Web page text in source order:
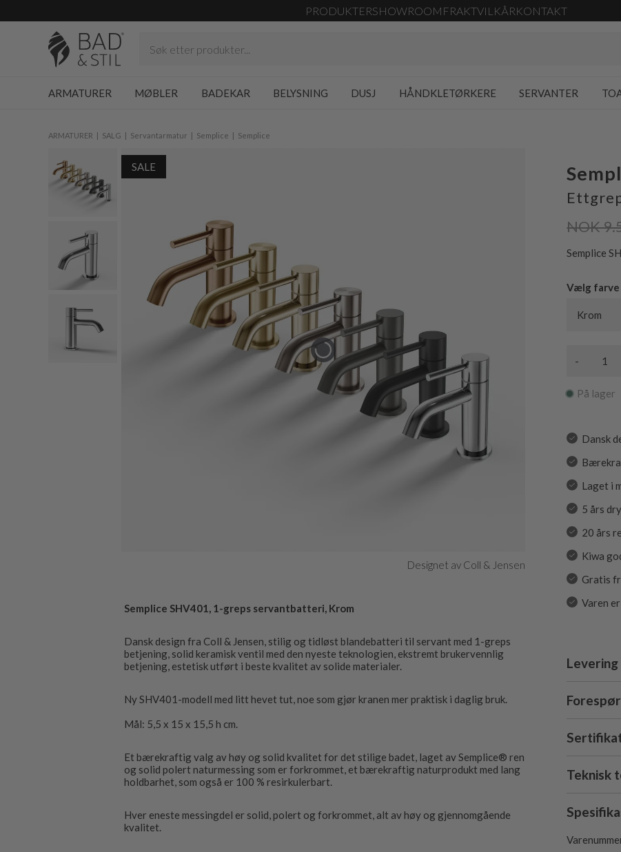
PRODUKTERSHOWROOM FRAKTVILKÅRKONTAKT
ARMATURER MØBLER BADEKAR BELYSNING DUSJ HÅNDKLETØRKERE SERVANTER
ARMATURER SALG Servantarmatur Semplice Semplice
SALE
Designet av Coll & Jensen
Semplice SHV401, 1-greps servantbatteri, Krom
Dansk design fra Coll & Jensen, stilig og tidløst blandebatteri til servant med 1-greps
betjening, solid keramisk ventil med den nyeste teknologien, ekstremt brukervennlig
betjening, estetisk utført i beste kvalitet av solide materialer.
Ny SHV401-modell med litt hevet tut, noe som gjør kranen mer praktisk i daglig bruk.
Mål: 5,5 x 15 x 15,5 h cm.
Et bærekraftig valg av høy og solid kvalitet for det stilige badet, laget av Semplice® ren
og solid polert naturmessing som er forkrommet, et bærekraftig naturprodukt med lang
holdbarhet, som også er 100 % resirkulerbart.
Hver eneste messingdel er solid, polert og forkrommet, alt av høy og gjennomgående
kvalitet.
NOK
Semplice
Vælg farve
Krom
-
På lager
Dansk
Laget i
5 års
20 års
Kiwa
Gratis
Varen
Teknisk